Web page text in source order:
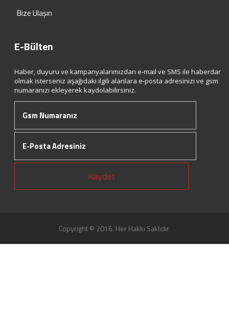
Bize Ulaşın
E-Bülten
Haber, duyuru ve kampanyalarımızdan e-mail ve SMS ile haberdar
olmak isterseniz aşağıdaki ilgili alanlara e-posta adresinizi ve gsm
numaranızı ekleyerek kaydolabilirsiniz.
Kaydet
Copyright © 2016. Her Hakkı Saklıdır.